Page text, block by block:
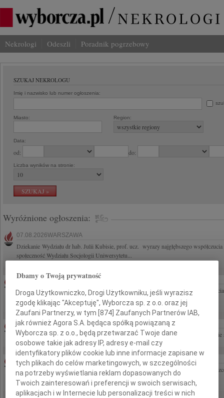
Nekrologi Odeszli Poradnik pogrzebowy
SZUKAJ NEKROLOGU
Imię i nazwisko lub numer ogłoszenia:
Miasto: Region:
Data:
od: do:
Liczba wyników na stronie:
Wyróżnione ogłoszenia:
07.08.2026WARSZAWA
Dziekanie Wydziału dr hab. Julii Kubisie, prof. ucz. wyrazy najgłębszego
społeczność Wydziału Socjologii Uniwersytetu...
07.08.2026WARSZAWA
Naszej kochanej i dzielnej Marylce Butruk Najcieplejsze wyrazy wsparcia i
Mary, Hania, Ewa, Iza i Ewa
ZENON SMOLAREK07.08.2026CAŁA POLSKA
Z powodu śmierci Pana nadinspektora Zenona Smolarka wyrazy współczucia Rodzinie
AGNIESZA WAŚNIEWSKA 04.08.2026WARSZAWA
Życie to piękna podróż, która czasem kończy się zbyt szybko. Niech pamięć o
Naszych sercach. Z głębokim żalem przyjęliśmy...
Dbamy o Twoją prywatność
Droga Użytkowniczko, Drogi Użytkowniku, jeśli wyrazisz
zgodę klikając "Akceptuję", Wyborcza sp. z o.o. oraz jej
Zaufani Partnerzy, w tym [874 ] Zaufanych Partnerów IAB,
jak również Agora S.A. będąca spółką powiązaną z
Wyborcza sp. z o.o., będą przetwarzać Twoje dane
osobowe takie jak adresy IP, adresy e-mail czy
identyfikatory plików cookie lub inne informacje zapisane w
tych plikach do celów marketingowych, w szczególności
na potrzeby wyświetlania reklam dopasowanych do
Twoich zainteresowań i preferencji w swoich serwisach,
aplikacjach i w Internecie lub personalizacji treści w nich